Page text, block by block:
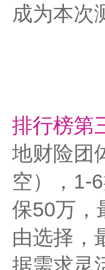
成为本次
排行榜第
地财险团
空），1-
保50万，
由选择，
据需求灵